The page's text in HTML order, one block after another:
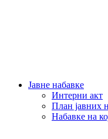
Јавне набавке
Интерни акт
План јавних
Набавке на